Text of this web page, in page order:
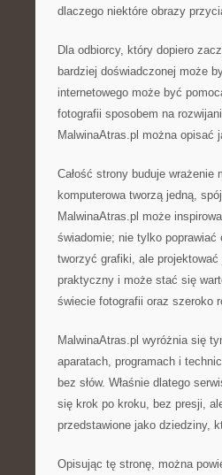
dlaczego niektóre obrazy
Dla odbiorcy, który dopiero
bardziej doświadczonej może
internetowego może być
fotografii sposobem na
MalwinaAtras.pl można opisać
Całość strony buduje
komputerowa tworzą jedną,
MalwinaAtras.pl może
świadomie; nie tylko
tworzyć grafiki, ale
praktyczny i może stać się
świecie fotografii oraz szeroko
MalwinaAtras.pl wyróżnia się
aparatach, programach i
bez słów. Właśnie dlatego
się krok po kroku, bez presji,
przedstawione jako dziedziny,
Opisując tę stronę, można